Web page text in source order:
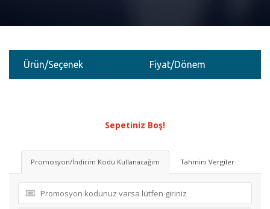
İletişim
Ürün/Seçenek Fiyat/Dönem
Sepetiniz Boş!
Promosyon/İndirim Kodu Kullanacağım Tahmini Vergiler